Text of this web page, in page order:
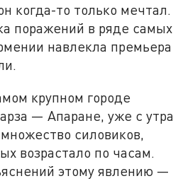
когда-то только мечтал.
поражений в ряде самых
навлекла премьера
крупном городе
— Апаране, уже с утра
силовиков,
возрастало по часам.
этому явлению —